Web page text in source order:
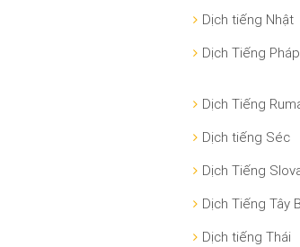
Dịch tiếng Nhật
Dịch Tiếng Pháp
Dịch Tiếng
Dịch tiếng Séc
Dịch Tiếng
Dịch Tiếng Tây
Dịch tiếng Thái